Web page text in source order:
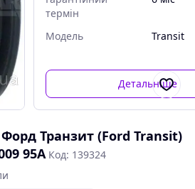
термін
Модель Transit
Детальніше
Транзит (Ford Transit)
95A Код: 139324